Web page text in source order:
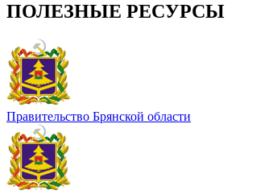
ПОЛЕЗНЫЕ РЕСУРСЫ
Правительство Брянской области